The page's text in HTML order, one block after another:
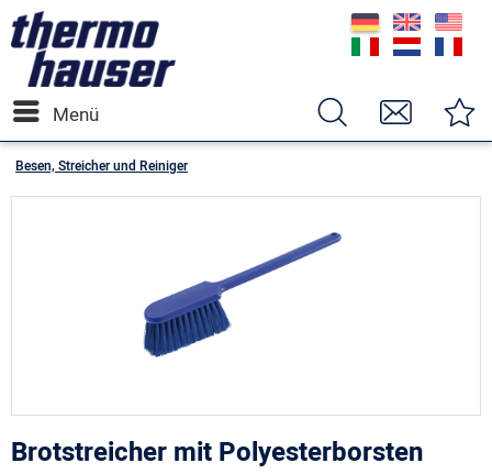
Menü
Besen, Streicher und Reiniger
Brotstreicher mit Polyesterborsten